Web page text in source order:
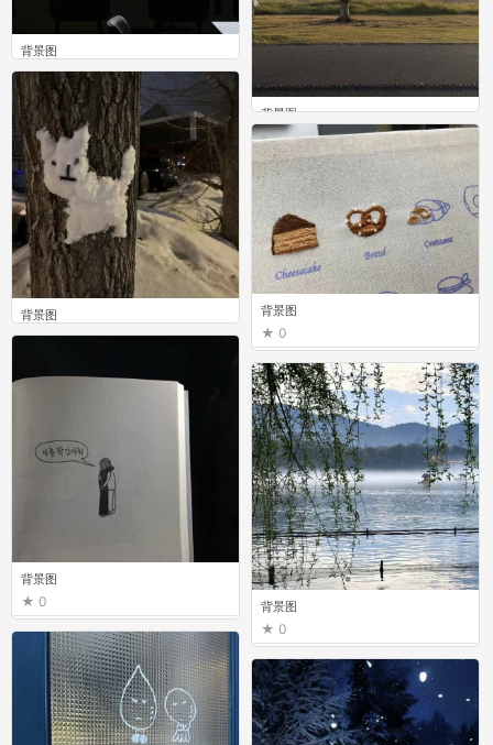
背景图
0
背景图
0
背景图
0
背景图
0
背景图
0
背景图
0